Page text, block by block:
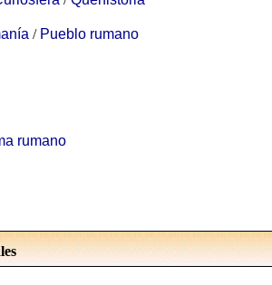
/ Pueblo rumano
rumano